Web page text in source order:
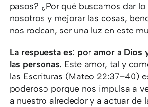
pasos? ¿Por qué buscamos dar
nosotros y mejorar las cosas,
nos rodean, ser una luz en este
La respuesta es: por amor a Dios
las personas. Este amor, tal y
las Escrituras (Mateo 22:37–40)
poderoso porque nos impulsa a
a nuestro alrededor y a actuar de